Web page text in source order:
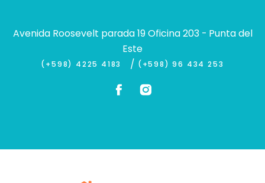
Avenida Roosevelt parada 19 Oficina 203 - Punta del
Este
(+598) 4225 4183 / (+598) 96 434 253